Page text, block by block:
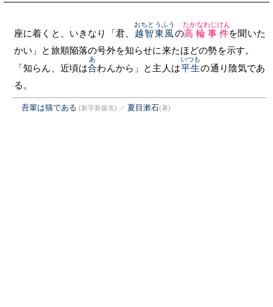
座に着くと、いきなり「君、 越智東風
おちとうふう
の高輪事件
たかなわじけん
を聞いた
かい」と旅順陥落の号外を知らせに来たほどの勢を示す。
「知らん、近頃は合
あ
わんから」と主人は平生
いつも
の通り陰気であ
る。
吾輩は猫である (新字新仮名) ／ 夏目漱石(著)